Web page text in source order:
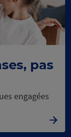
pas
engagées